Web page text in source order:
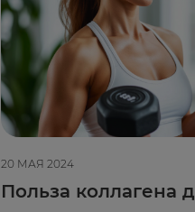
20 МАЯ 2024
Польза коллагена